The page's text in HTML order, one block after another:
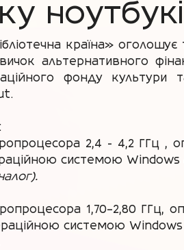
країна»
альтернативного
фонду
2,4 - 4,2 ГГц
системою Windows
1,70–2,80
системою Windows